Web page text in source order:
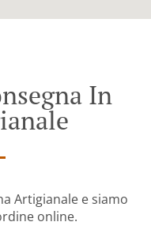
In
Artigianale e siamo
online.